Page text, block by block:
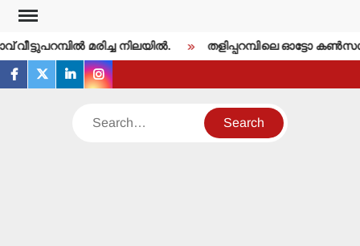
Skip
content
മരിച്ച നിലയില്‍. തളിപ്പറമ്പിലെ ഓട്ടോ
facebook
twitterlinkedininstagram
Search